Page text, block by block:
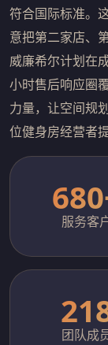
符合国际标准。
意把第二家店、
威廉希尔计划在
小时售后响应圈
力量，让空间规
位健身房经营者
服务客
团队成